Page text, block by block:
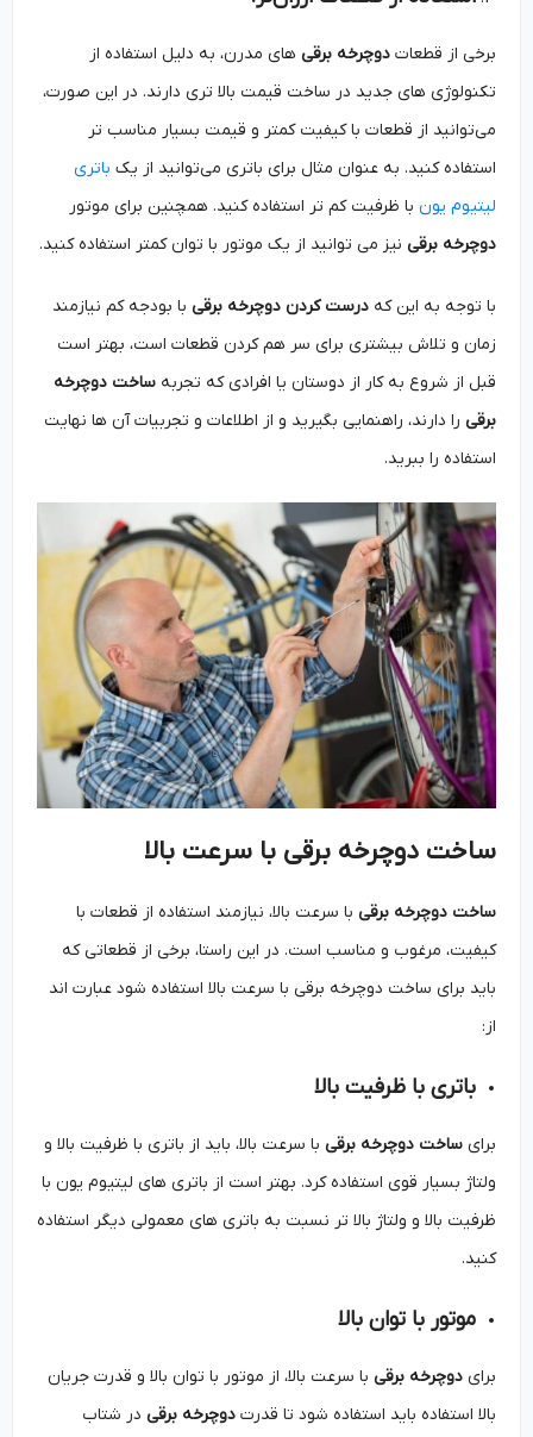
برخی از قطعاتدوچرخه برقی های مدرن، به دلیل استفاده از
تکنولوژی‌ های جدید در ساخت قیمت بالا تری دارند. در این صورت،
می‌توانید از قطعات با کیفیت کمتر و قیمت بسیار مناسب ‌تر
استفاده کنید. به عنوان مثال برای باتری می‌توانید از یک باتری
لیتیوم یونبا ظرفیت کم تر استفاده کنید. همچنین برای موتور
دوچرخه برقی نیز می توانید از یک موتور با توان کمتر استفاده کنید.
با توجه به این کهدرست کردن دوچرخه برقی با بودجه کم نیازمند
زمان و تلاش بیشتری برای سر هم کردن قطعات است، بهتر است
قبل از شروع به کار از دوستان یا افرادی که تجربهساخت دوچرخه
را دارند، راهنمایی بگیرید و از اطلاعات و تجربیات آن ‌ها نهایت
استفاده را ببرید.
ساخت دوچرخه برقی با سرعت بالا
ساخت دوچرخه برقی با سرعت بالا، نیازمند استفاده از قطعات با
کیفیت، مرغوب و مناسب است. در این راستا، برخی از قطعاتی که
باید برای ساخت دوچرخه برقی با سرعت بالا استفاده شود عبارت ‌اند
باتری با ظرفیت بالا
ساخت دوچرخه برقی با سرعت بالا، باید از باتری با ظرفیت بالا و
ولتاژ بسیار قوی استفاده کرد. بهتر است از باتری‌ های لیتیوم یون با
ظرفیت بالا و ولتاژ بالا تر نسبت به باتری های معمولی دیگر استفاده
کنید.
موتور با توان بالا
دوچرخه برقی با سرعت بالا، از موتور با توان بالا و قدرت جریان
بالا استفاده باید استفاده شود تا قدرتدوچرخه برقی در شتاب